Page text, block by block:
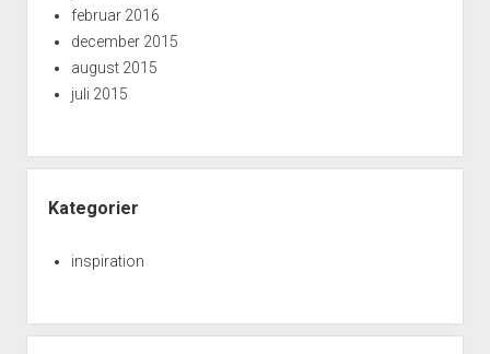
februar 2016
december 2015
august 2015
juli 2015
Kategorier
inspiration